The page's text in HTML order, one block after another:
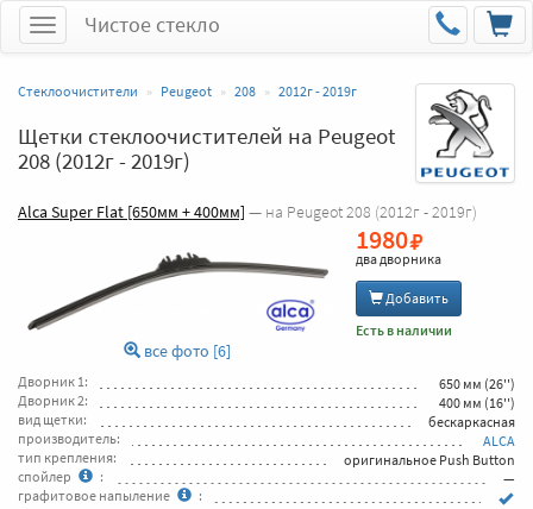
МенюЧистое стекло
Стеклоочистители Peugeot 208 2012г - 2019г
Щетки стеклоочистителей на Peugeot
208 (2012г - 2019г)
Alca Super Flat [650мм + 400мм] — на Peugeot 208 (2012г - 2019г)
все фото [6]
1980
два дворника
Добавить
Есть в наличии
Дворник 1:
650 мм (26'')
Дворник 2:
400 мм (16'')
вид щетки:
бескаркасная
производитель:
ALCA
тип крепления:
оригинальное Push Button
спойлер
:
—
графитовое напыление
: